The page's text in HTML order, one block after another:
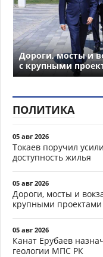
Дороги, мосты и
с крупными
ПОЛИТИКА
05 авг 2026
Токаев поручил
доступность жилья
05 авг 2026
Дороги, мосты и
крупными
05 авг 2026
Канат Ерубаев
геологии МПС РК